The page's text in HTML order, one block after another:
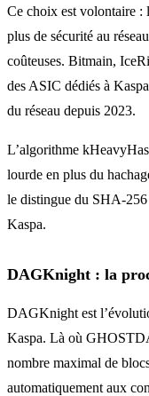
Ce choix est volontaire :
plus de sécurité au
coûteuses. Bitmain,
des ASIC dédiés à
du réseau depuis 2023.
L’algorithme
lourde en plus du
le distingue du SHA-
Kaspa.
DAGKnight : la
DAGKnight est
Kaspa. Là où
nombre maximal de
automatiquement aux